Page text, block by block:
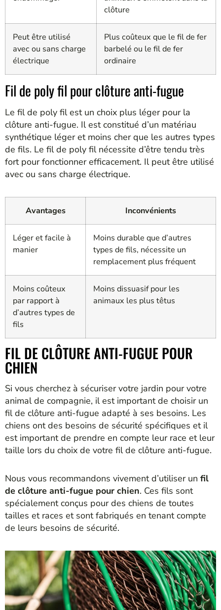
clôture
Peut être utilisé
avec ou sans charge
électrique
Plus coûteux que le fil de fer
barbelé ou le fil de fer
ordinaire
Fil de poly fil pour clôture anti-fugue
Le fil de poly fil est un choix plus léger pour la
clôture anti-fugue. Il est constitué d’un matériau
synthétique léger et moins cher que les autres types
de fils. Le fil de poly fil nécessite d’être tendu très
fort pour fonctionner efficacement. Il peut être utilisé
avec ou sans charge électrique.
Avantages Inconvénients
Léger et facile à
manier
Moins durable que d’autres
types de fils, nécessite un
remplacement plus fréquent
Moins coûteux
par rapport à
d’autres types de
fils
Moins dissuasif pour les
animaux les plus têtus
FIL DE CLÔTURE ANTI-FUGUE POUR
CHIEN
Si vous cherchez à sécuriser votre jardin pour votre
animal de compagnie, il est important de choisir un
fil de clôture anti-fugue adapté à ses besoins. Les
chiens ont des besoins de sécurité spécifiques et il
est important de prendre en compte leur race et leur
taille lors du choix de votre fil de clôture anti-fugue.
Nous vous recommandons vivement d’utiliser un fil
de clôture anti-fugue pour chien. Ces fils sont
spécialement conçus pour des chiens de toutes
tailles et races et sont fabriqués en tenant compte
de leurs besoins de sécurité.